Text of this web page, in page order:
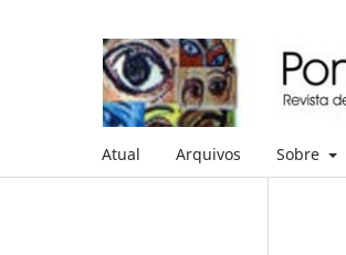
Atual Arquivos Sobre